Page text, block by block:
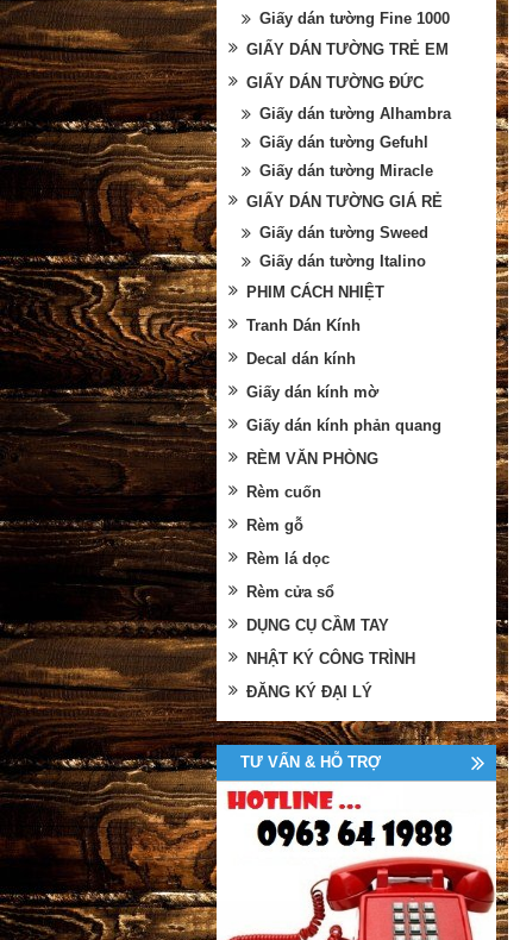
Giấy dán tường Fine 1000
GIẤY DÁN TƯỜNG TRẺ EM
GIẤY DÁN TƯỜNG ĐỨC
Giấy dán tường Alhambra
Giấy dán tường Gefuhl
Giấy dán tường Miracle
GIẤY DÁN TƯỜNG GIÁ RẺ
Giấy dán tường Sweed
Giấy dán tường Italino
PHIM CÁCH NHIỆT
Tranh Dán Kính
Decal dán kính
Giấy dán kính mờ
Giấy dán kính phản quang
RÈM VĂN PHÒNG
Rèm cuốn
Rèm gỗ
Rèm lá dọc
Rèm cửa sổ
DỤNG CỤ CẦM TAY
NHẬT KÝ CÔNG TRÌNH
ĐĂNG KÝ ĐẠI LÝ
TƯ VẤN & HỖ TRỢ